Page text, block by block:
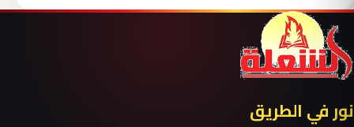
نور في الطريق